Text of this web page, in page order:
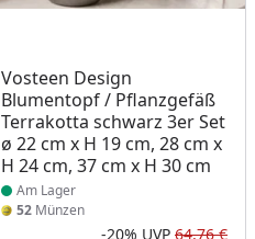
Vosteen Design
Blumentopf / Pflanzgefäß
Terrakotta schwarz 3er Set
ø 22 cm x H 19 cm, 28 cm x
H 24 cm, 37 cm x H 30 cm
Produkt am Lager
Am Lager
52 Münzen
-20% UVP 64,76 €